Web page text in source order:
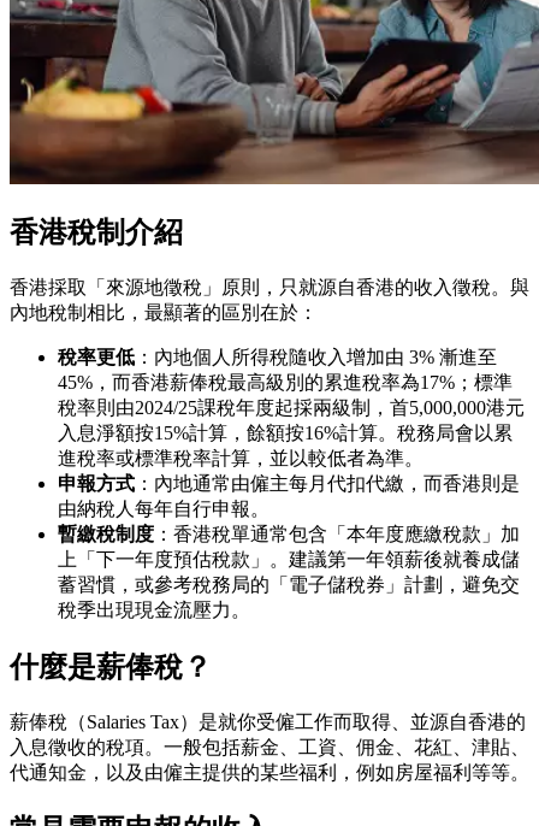
香港稅制介紹
香港採取「來源地徵稅」原則，只就源自香港的收入徵稅。與
內地稅制相比，最顯著的區別在於：
稅率更低 ：內地個人所得稅隨收入增加由 3% 漸進至
45%，而香港薪俸稅最高級別的累進稅率為17%；標準
稅率則由2024/25課稅年度起採兩級制，首5,000,000港元
入息淨額按15%計算，餘額按16%計算。稅務局會以累
進稅率或標準稅率計算，並以較低者為準。
申報方式 ：內地通常由僱主每月代扣代繳，而香港則是
由納稅人每年自行申報。
暫繳稅制度 ：香港稅單通常包含「本年度應繳稅款」加
上「下一年度預估稅款」。建議第一年領薪後就養成儲
蓄習慣，或參考稅務局的「電子儲稅券」計劃，避免交
稅季出現現金流壓力。
什麼是薪俸稅？
薪俸稅（Salaries Tax）是就你受僱工作而取得、並源自香港的
入息徵收的稅項。一般包括薪金、工資、佣金、花紅、津貼、
代通知金，以及由僱主提供的某些福利，例如房屋福利等等。